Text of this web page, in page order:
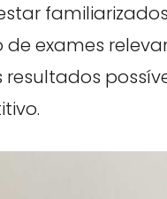
exames